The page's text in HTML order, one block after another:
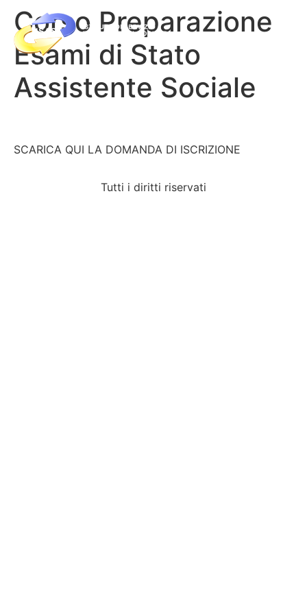
Corso Preparazione
Esami di Stato
Assistente Sociale
SCARICA QUI LA DOMANDA DI ISCRIZIONE
Tutti i diritti riservati